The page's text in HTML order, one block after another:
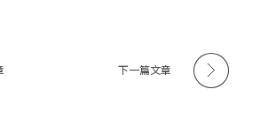
下一篇文章